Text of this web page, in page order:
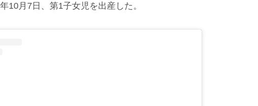
10月7日、第1子女児を出産した。